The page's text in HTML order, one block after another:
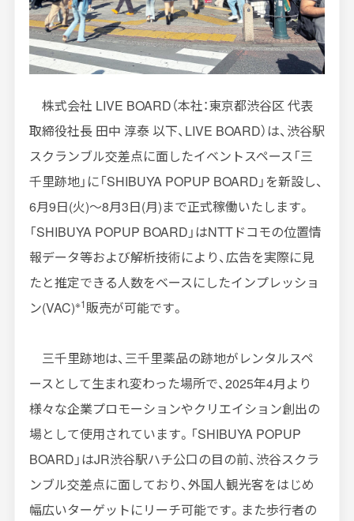
株式会社 LIVE BOARD（本社：東京都渋谷区 代表
取締役社長 田中 淳泰 以下、 LIVE BOARD）は、渋谷駅
スクランブル交差点に面したイベントスペース「三
千里跡地」に「SHIBUYA POPUP BOARD 」を新設し、
6月9日(火)～8月3日(月)まで正式稼働いたします。
「SHIBUYA POPUP BOARD 」はNTTドコモの位置情
報データ等および解析技術により、広告を実際に見
たと推定できる人数をベースにしたインプレッショ
ン(VAC)※1販売が可能です。
三千里跡地は、三千里薬品の跡地がレンタルスペ
ースとして生まれ変わった場所で、 2025年4月より
様々な企業プロモーションやクリエイション創出の
場として使用されています。「SHIBUYA POPUP
BOARD 」はJR渋谷駅ハチ公口の目の前、渋谷スクラ
ンブル交差点に面しており、外国人観光客をはじめ
幅広いターゲットにリーチ可能です。また歩行者の